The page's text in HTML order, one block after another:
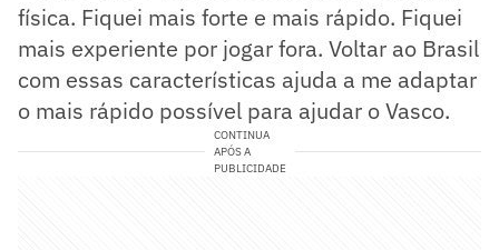
física. Fiquei mais forte e mais rápido. Fiquei
mais experiente por jogar fora. Voltar ao Brasil
com essas características ajuda a me adaptar
o mais rápido possível para ajudar o Vasco.
CONTINUA
APÓS A
PUBLICIDADE